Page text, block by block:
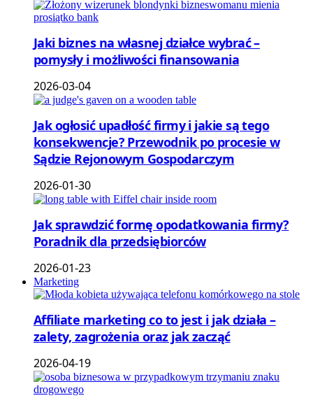
Jaki biznes na własnej działce wybrać –
pomysły i możliwości finansowania
2026-03-04
Jak ogłosić upadłość firmy i jakie są tego
konsekwencje? Przewodnik po procesie w
Sądzie Rejonowym Gospodarczym
2026-01-30
Jak sprawdzić formę opodatkowania firmy?
Poradnik dla przedsiębiorców
2026-01-23
Marketing
Affiliate marketing co to jest i jak działa –
zalety, zagrożenia oraz jak zacząć
2026-04-19